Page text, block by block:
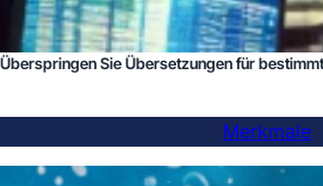
Überspringen Sie Übersetzungen für
Merkmale